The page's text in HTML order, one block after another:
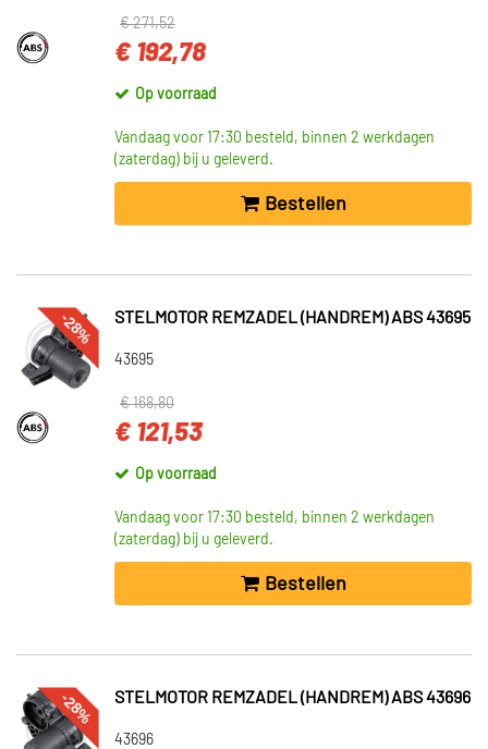
Niet op voorraad (244)
Op voorraad (136)
€ 271,52
€ 192,78
Op voorraad
Vandaag voor 17:30 besteld, binnen 2 werkdagen
(zaterdag) bij u geleverd.
Bestellen
-28% STELMOTOR REMZADEL (HANDREM) ABS 43695
43695
€ 168,80
€ 121,53
Op voorraad
Vandaag voor 17:30 besteld, binnen 2 werkdagen
(zaterdag) bij u geleverd.
Bestellen
-28% STELMOTOR REMZADEL (HANDREM) ABS 43696
43696